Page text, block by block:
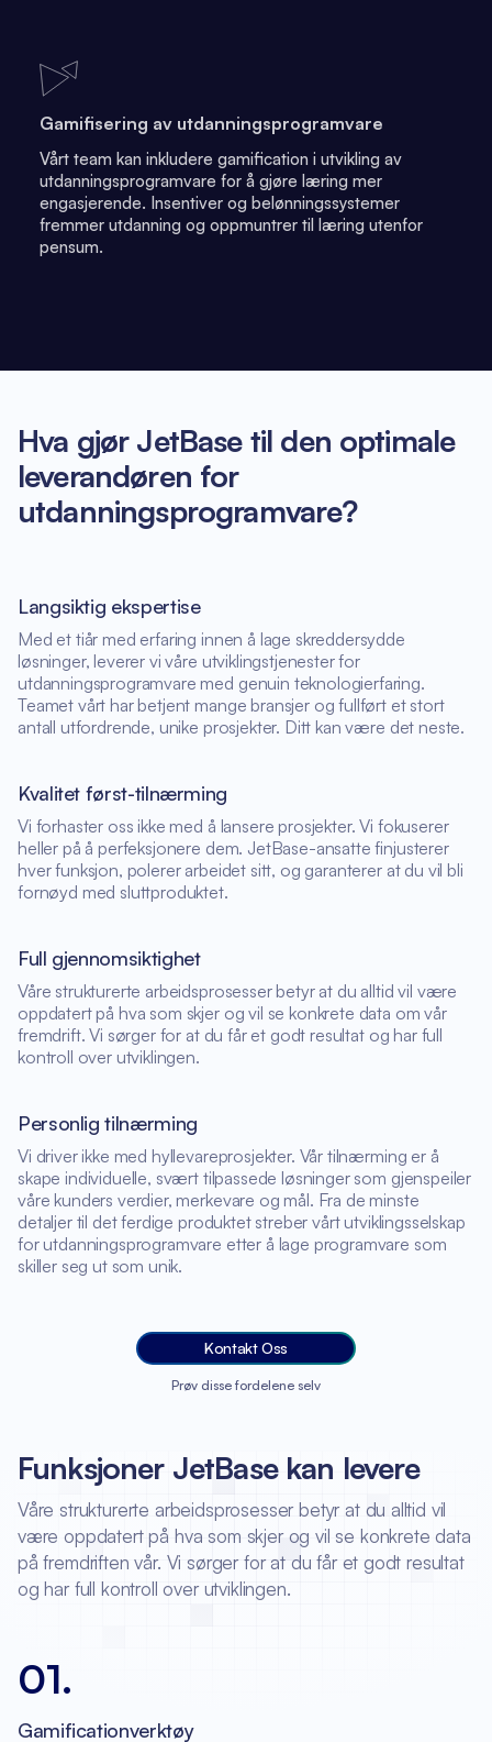
Gamifisering av utdanningsprogramvare
Vårt team kan inkludere gamification i utvikling av
utdanningsprogramvare for å gjøre læring mer
engasjerende. Insentiver og belønningssystemer
fremmer utdanning og oppmuntrer til læring utenfor
pensum.
Hva gjør JetBase til den optimale
leverandøren for
utdanningsprogramvare?
Langsiktig ekspertise
Med et tiår med erfaring innen å lage skreddersydde
løsninger, leverer vi våre utviklingstjenester for
utdanningsprogramvare med genuin teknologierfaring.
Teamet vårt har betjent mange bransjer og fullført et stort
antall utfordrende, unike prosjekter. Ditt kan være det neste.
Kvalitet først-tilnærming
Vi forhaster oss ikke med å lansere prosjekter. Vi fokuserer
heller på å perfeksjonere dem. JetBase-ansatte finjusterer
hver funksjon, polerer arbeidet sitt, og garanterer at du vil bli
fornøyd med sluttproduktet.
Full gjennomsiktighet
Våre strukturerte arbeidsprosesser betyr at du alltid vil være
oppdatert på hva som skjer og vil se konkrete data om vår
fremdrift. Vi sørger for at du får et godt resultat og har full
kontroll over utviklingen.
Personlig tilnærming
Vi driver ikke med hyllevareprosjekter. Vår tilnærming er å
skape individuelle, svært tilpassede løsninger som gjenspeiler
våre kunders verdier, merkevare og mål. Fra de minste
detaljer til det ferdige produktet streber vårt utviklingsselskap
for utdanningsprogramvare etter å lage programvare som
skiller seg ut som unik.
Kontakt Oss
Prøv disse fordelene selv
Funksjoner JetBase kan levere
Våre strukturerte arbeidsprosesser betyr at du alltid vil
være oppdatert på hva som skjer og vil se konkrete data
på fremdriften vår. Vi sørger for at du får et godt resultat
og har full kontroll over utviklingen.
01.
Gamificationverktøy